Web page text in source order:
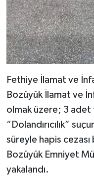
Fethiye İlamat ve
Bozüyük İlamat ve
olmak üzere; 3 adet
“Dolandırıcılık”
süreyle hapis cezası
Bozüyük Emniyet
yakalandı.